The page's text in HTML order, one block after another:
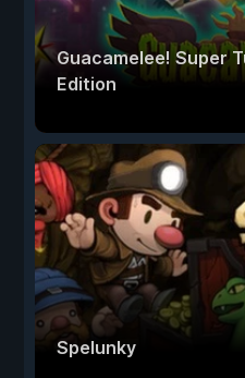
Guacamelee! Super
Edition
Spelunky